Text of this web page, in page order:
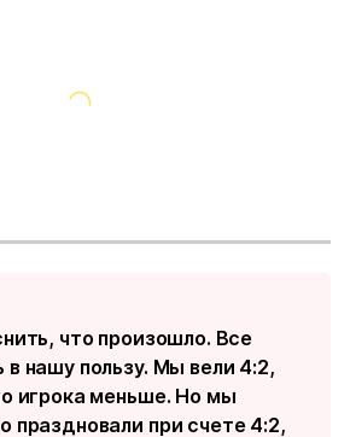
что произошло. Все
в нашу пользу. Мы вели 4:2,
игрока меньше. Но мы
праздновали при счете 4:2,